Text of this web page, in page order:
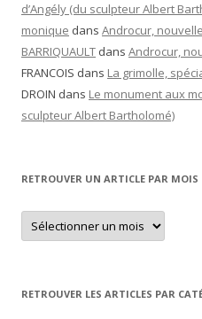
d’Angély (du sculpteur Albert
monique dans Androcur,
BARRIQUAULT dans Androcur,
FRANCOIS dans La grimolle,
DROIN dans Le monument aux
sculpteur Albert Bartholomé)
RETROUVER UN ARTICLE PAR MOIS
Retrouver
un
article
RETROUVER LES ARTICLES PAR